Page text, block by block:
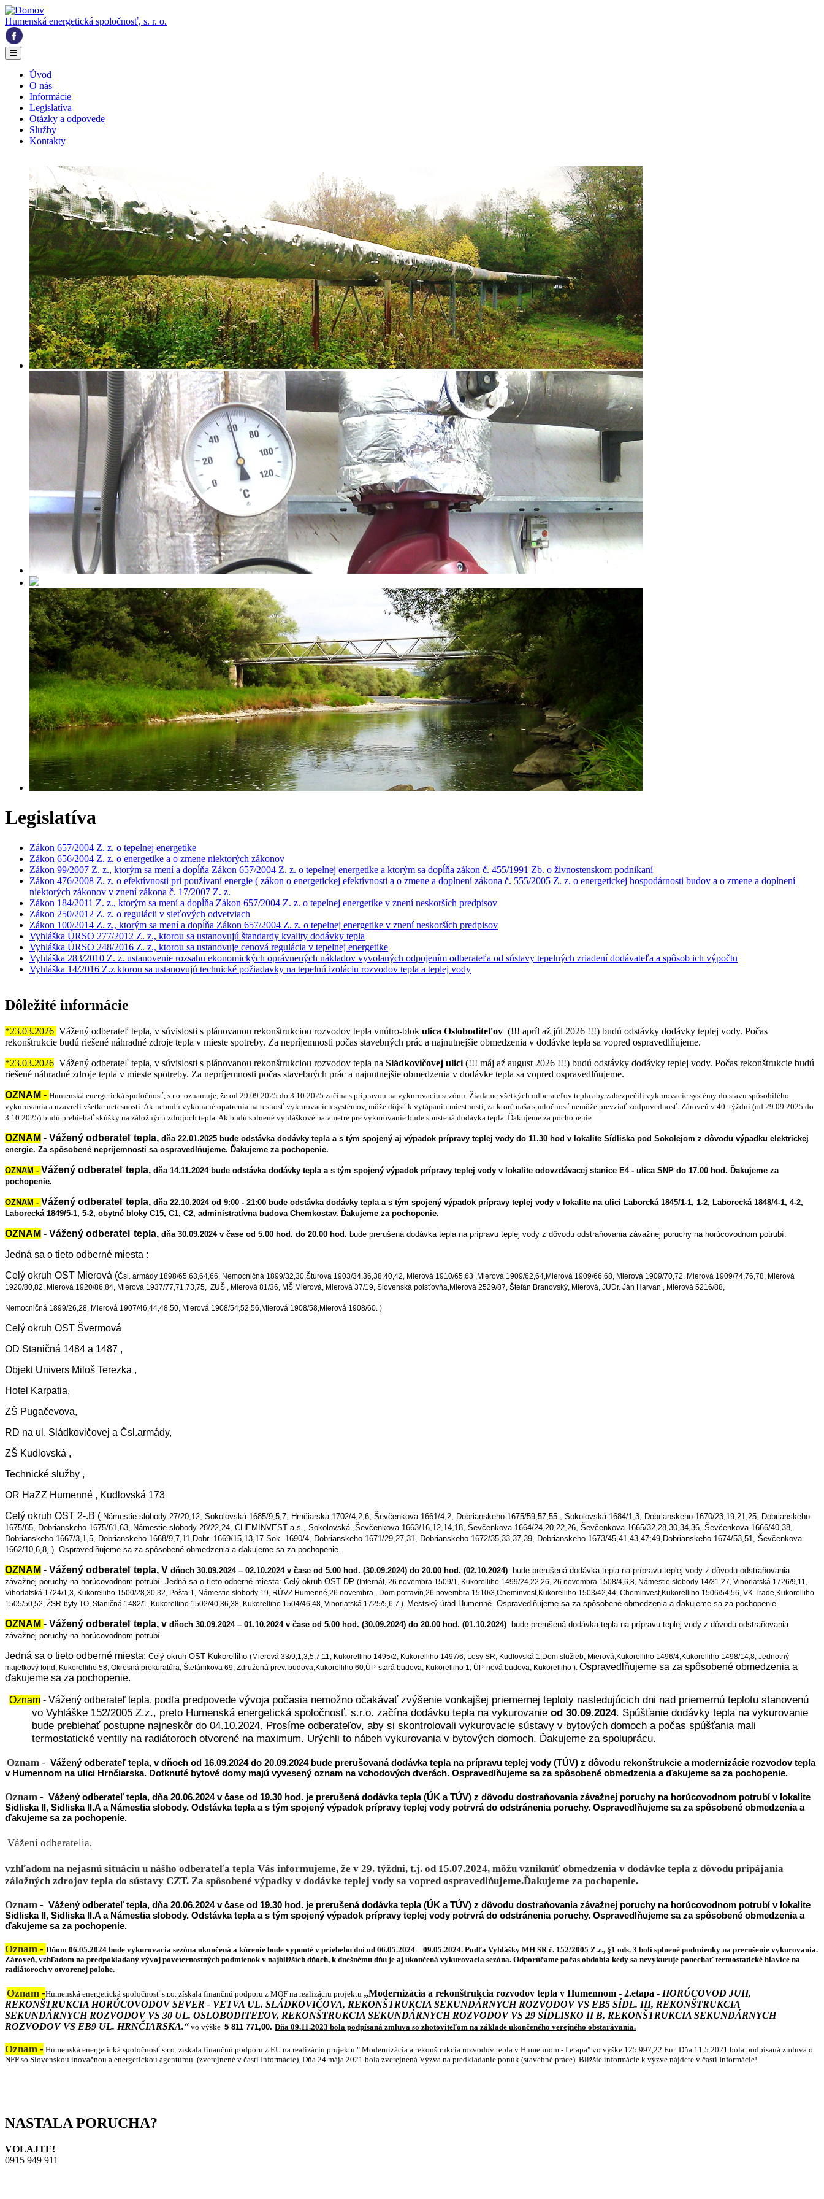
Skočiť na hlavný obsah
Humenská energetická spoločnosť, s. r. o.
Úvod
O nás
Informácie
Legislatíva
Otázky a odpovede
Služby
Kontakty
Legislatíva
Zákon 657/2004 Z. z. o tepelnej energetike
Zákon 656/2004 Z. z. o energetike a o zmene niektorých zákonov
Zákon 99/2007 Z. z., ktorým sa mení a dopĺňa Zákon 657/2004 Z. z. o tepelnej energetike a ktorým sa dopĺňa zákon č. 455/1991 Zb. o živnostenskom podnikaní
Zákon 476/2008 Z. z. o efektívnosti pri používaní energie ( zákon o energetickej efektívnosti a o zmene a doplnení zákona č. 555/2005 Z. z. o energetickej hospodárnosti budov a o zmene a doplnení
niektorých zákonov v znení zákona č. 17/2007 Z. z.
Zákon 184/2011 Z. z., ktorým sa mení a dopĺňa Zákon 657/2004 Z. z. o tepelnej energetike v znení neskorších predpisov
Zákon 250/2012 Z. z. o regulácii v sieťových odvetviach
Zákon 100/2014 Z. z., ktorým sa mení a dopĺňa Zákon 657/2004 Z. z. o tepelnej energetike v znení neskorších predpisov
Vyhláška ÚRSO 277/2012 Z. z., ktorou sa ustanovujú štandardy kvality dodávky tepla
Vyhláška ÚRSO 248/2016 Z. z., ktorou sa ustanovuje cenová regulácia v tepelnej energetike
Vyhláška 283/2010 Z. z. ustanovenie rozsahu ekonomických oprávnených nákladov vyvolaných odpojením odberateľa od sústavy tepelných zriadení dodávateľa a spôsob ich výpočtu
Vyhláška 14/2016 Z.z ktorou sa ustanovujú technické požiadavky na tepelnú izoláciu rozvodov tepla a teplej vody
Dôležité informácie
*23.03.2026 Vážený odberateľ tepla, v súvislosti s plánovanou rekonštrukciou rozvodov tepla vnútro-blok ulica Osloboditeľov (!!! apríl až júl 2026 !!!) budú odstávky dodávky teplej vody. Počas
rekonštrukcie budú riešené náhradné zdroje tepla v mieste spotreby. Za nepríjemnosti počas stavebných prác a najnutnejšie obmedzenia v dodávke tepla sa vopred ospravedlňujeme.
*23.03.2026 Vážený odberateľ tepla, v súvislosti s plánovanou rekonštrukciou rozvodov tepla na Sládkovičovej ulici (!!! máj až august 2026 !!!) budú odstávky dodávky teplej vody. Počas rekonštrukcie budú
riešené náhradné zdroje tepla v mieste spotreby. Za nepríjemnosti počas stavebných prác a najnutnejšie obmedzenia v dodávke tepla sa vopred ospravedlňujeme.
OZNAM - Humenská energetická spoločnosť, s.r.o. oznamuje, že od 29.09.2025 do 3.10.2025 začína s prípravou na vykurovaciu sezónu. Žiadame všetkých odberateľov tepla aby zabezpečili vykurovacie systémy do stavu spôsobilého
vykurovania a uzavreli všetke netesnosti. Ak nebudú vykonané opatrenia na tesnosť vykurovacích systémov, môže dôjsť k vytápaniu miestností, za ktoré naša spoločnosť nemôže prevziať zodpovednosť. Zároveň v 40. týždni (od 29.09.2025 do
3.10.2025) budú prebiehať skúšky na záložných zdrojoch tepla. Ak budú splnené vyhláškové parametre pre vykurovanie bude spustená dodávka tepla. Ďakujeme za pochopenie
OZNAM - Vážený odberateľ tepla, dňa 22.01.2025 bude odstávka dodávky tepla a s tým spojený aj výpadok prípravy teplej vody do 11.30 hod v lokalite Sídliska pod Sokolejom z dôvodu výpadku elektrickej
energie. Za spôsobené nepríjemnosti sa ospravedlňujeme. Ďakujeme za pochopenie.
OZNAM - Vážený odberateľ tepla, dňa 14.11.2024 bude odstávka dodávky tepla a s tým spojený výpadok prípravy teplej vody v lokalite odovzdávacej stanice E4 - ulica SNP do 17.00 hod. Ďakujeme za
pochopenie.
OZNAM - Vážený odberateľ tepla, dňa 22.10.2024 od 9:00 - 21:00 bude odstávka dodávky tepla a s tým spojený výpadok prípravy teplej vody v lokalite na ulici Laborcká 1845/1-1, 1-2, Laborecká 1848/4-1, 4-2,
Laborecká 1849/5-1, 5-2, obytné bloky C15, C1, C2, administratívna budova Chemkostav. Ďakujeme za pochopenie.
OZNAM - Vážený odberateľ tepla, dňa 30.09.2024 v čase od 5.00 hod. do 20.00 hod. bude prerušená dodávka tepla na prípravu teplej vody z dôvodu odstraňovania závažnej poruchy na horúcovodnom potrubí.
Jedná sa o tieto odberné miesta :
Celý okruh OST Mierová (Čsl. armády 1898/65,63,64,66, Nemocničná 1899/32,30, Štúrova 1903/34,36,38,40,42, Mierová 1910/65,63 , Mierová 1909/62,64, Mierová 1909/66,68, Mierová 1909/70,72, Mierová 1909/74,76,78, Mierová
1920/80,82, Mierová 1920/86,84, Mierová 1937/77,71,73,75, ZUŠ , Mierová 81/36, MŠ Mierová, Mierová 37/19, Slovenská poisťovňa,Mierová 2529/87, Štefan Branovský, Mierová, JUDr. Ján Harvan , Mierová 5216/88,
Nemocničná 1899/26,28, Mierová 1907/46,44,48,50, Mierová 1908/54,52,56, Mierová 1908/58, Mierová 1908/60. )
Celý okruh OST Švermová
OD Staničná 1484 a 1487 ,
Objekt Univers Miloš Terezka ,
Hotel Karpatia,
ZŠ Pugačevova,
RD na ul. Sládkovičovej a Čsl.armády,
ZŠ Kudlovská ,
Technické služby ,
OR HaZZ Humenné , Kudlovská 173
Celý okruh OST 2-.B ( Námestie slobody 27/20,12, Sokolovská 1685/9,5,7, Hrnčiarska 1702/4,2,6, Ševčenkova 1661/4,2, Dobrianskeho 1675/59,57,55 , Sokolovská 1684/1,3, Dobrianskeho 1670/23,19,21,25, Dobrianskeho
1675/65, Dobrianskeho 1675/61,63, Námestie slobody 28/22,24, CHEMINVEST a.s., Sokolovská , Ševčenkova 1663/16,12,14,18, Ševčenkova 1664/24,20,22,26, Ševčenkova 1665/32,28,30,34,36, Ševčenkova 1666/40,38,
Dobrianskeho 1667/3,1,5, Dobrianskeho 1668/9,7,11, Dobr. 1669/15,13,17 Sok. 1690/4, Dobrianskeho 1671/29,27,31, Dobrianskeho 1672/35,33,37,39, Dobrianskeho 1673/45,41,43,47;49, Dobrianskeho 1674/53,51, Ševčenkova
1662/10,6,8, ). Ospravedlňujeme sa za spôsobené obmedzenia a ďakujeme sa za pochopenie.
OZNAM - Vážený odberateľ tepla, V dňoch 30.09.2024 – 02.10.2024 v čase od 5.00 hod. (30.09.2024) do 20.00 hod. (02.10.2024) bude prerušená dodávka tepla na prípravu teplej vody z dôvodu odstraňovania
závažnej poruchy na horúcovodnom potrubí. Jedná sa o tieto odberné miesta: Celý okruh OST DP (Internát, 26.novembra 1509/1, Kukorelliho 1499/24,22,26, 26.novembra 1508/4,6,8, Námestie slobody 14/31,27, Vihorlatská 1726/9,11,
Vihorlatská 1724/1,3, Kukorelliho 1500/28,30,32, Pošta 1, Námestie slobody 19, RÚVZ Humenné,26.novembra , Dom potravín,26.novembra 1510/3, Cheminvest,Kukorelliho 1503/42,44, Cheminvest,Kukorelliho 1506/54,56, VK Trade,Kukorelliho
1505/50,52, ŽSR-byty TO, Staničná 1482/1, Kukorelliho 1502/40,36,38, Kukorelliho 1504/46,48, Vihorlatská 1725/5,6,7 ). Mestský úrad Humenné. Ospravedlňujeme sa za spôsobené obmedzenia a ďakujeme sa za pochopenie.
OZNAM - Vážený odberateľ tepla, v dňoch 30.09.2024 – 01.10.2024 v čase od 5.00 hod. (30.09.2024) do 20.00 hod. (01.10.2024) bude prerušená dodávka tepla na prípravu teplej vody z dôvodu odstraňovania
závažnej poruchy na horúcovodnom potrubí.
Jedná sa o tieto odberné miesta: Celý okruh OST Kukorelliho (Mierová 33/9,1,3,5,7,11, Kukorelliho 1495/2, Kukorelliho 1497/6, Lesy SR, Kudlovská 1, Dom služieb, Mierová, Kukorelliho 1496/4, Kukorelliho 1498/14,8, Jednotný
majetkový fond, Kukorelliho 58, Okresná prokuratúra, Štefánikova 69, Združená prev. budova,Kukorelliho 60, ÚP-stará budova, Kukorelliho 1, ÚP-nová budova, Kukorelliho ). Ospravedlňujeme sa za spôsobené obmedzenia a
ďakujeme sa za pochopenie.
Oznam - Vážený odberateľ tepla, podľa predpovede vývoja počasia nemožno očakávať zvýšenie vonkajšej priemernej teploty nasledujúcich dni nad priemernú teplotu stanovenú
vo Vyhláške 152/2005 Z.z., preto Humenská energetická spoločnosť, s.r.o. začína dodávku tepla na vykurovanie od 30.09.2024. Spúšťanie dodávky tepla na vykurovanie
bude prebiehať postupne najneskôr do 04.10.2024. Prosíme odberateľov, aby si skontrolovali vykurovacie sústavy v bytových domoch a počas spúšťania mali
termostatické ventily na radiátoroch otvorené na maximum. Urýchli to nábeh vykurovania v bytových domoch. Ďakujeme za spoluprácu.
Oznam - Vážený odberateľ tepla, v dňoch od 16.09.2024 do 20.09.2024 bude prerušovaná dodávka tepla na prípravu teplej vody (TÚV) z dôvodu rekonštrukcie a modernizácie rozvodov tepla
v Humennom na ulici Hrnčiarska. Dotknuté bytové domy majú vyvesený oznam na vchodových dverách. Ospravedlňujeme sa za spôsobené obmedzenia a ďakujeme sa za pochopenie.
Oznam - Vážený odberateľ tepla, dňa 20.06.2024 v čase od 19.30 hod. je prerušená dodávka tepla (ÚK a TÚV) z dôvodu dostraňovania závažnej poruchy na horúcovodnom potrubí v lokalite
Sidliska II, Sidliska II.A a Námestia slobody. Odstávka tepla a s tým spojený výpadok prípravy teplej vody potrvrá do odstránenia poruchy. Ospravedlňujeme sa za spôsobené obmedzenia a
ďakujeme sa za pochopenie.
Vážení odberatelia,
vzhľadom na nejasnú situáciu u nášho odberateľa tepla Vás informujeme, že v 29. týždni, t.j. od 15.07.2024, môžu vzniknúť obmedzenia v dodávke tepla z dôvodu pripájania
záložných zdrojov tepla do sústavy CZT. Za spôsobené výpadky v dodávke teplej vody sa vopred ospravedlňujeme.Ďakujeme za pochopenie.
Oznam - Vážený odberateľ tepla, dňa 20.06.2024 v čase od 19.30 hod. je prerušená dodávka tepla (ÚK a TÚV) z dôvodu dostraňovania závažnej poruchy na horúcovodnom potrubí v lokalite
Sidliska II, Sidliska II.A a Námestia slobody. Odstávka tepla a s tým spojený výpadok prípravy teplej vody potrvrá do odstránenia poruchy. Ospravedlňujeme sa za spôsobené obmedzenia a
ďakujeme sa za pochopenie.
Oznam - Dňom 06.05.2024 bude vykurovacia sezóna ukončená a kúrenie bude vypnuté v priebehu dní od 06.05.2024 – 09.05.2024. Podľa Vyhlášky MH SR č. 152/2005 Z.z., §1 ods. 3 boli splnené podmienky na prerušenie vykurovania.
Zároveň, vzhľadom na predpokladaný vývoj poveternostných podmienok v najbližších dňoch, k dnešnému dňu je aj ukončená vykurovacia sezóna. Odporúčame počas obdobia kedy sa nevykuruje ponechať termostatické hlavice na
radiátoroch v otvorenej polohe.
Oznam -Humenská energetická spoločnosť s.r.o. získala finančnú podporu z MOF na realizáciu projektu „Modernizácia a rekonštrukcia rozvodov tepla v Humennom - 2.etapa - HORÚCOVOD JUH,
REKONŠTRUKCIA HORÚCOVODOV SEVER - VETVA UL. SLÁDKOVIČOVA, REKONŠTRUKCIA SEKUNDÁRNYCH ROZVODOV VS EB5 SÍDL. III, REKONŠTRUKCIA
SEKUNDÁRNYCH ROZVODOV VS 30 UL. OSLOBODITEĽOV, REKONŠTRUKCIA SEKUNDÁRNYCH ROZVODOV VS 29 SÍDLISKO II B, REKONŠTRUKCIA SEKUNDÁRNYCH
ROZVODOV VS EB9 UL. HRNČIARSKA.“ vo výške 5 811 771,00. Dňa 09.11.2023 bola podpísaná zmluva so zhotoviteľom na základe ukončeného verejného obstarávania.
Oznam - Humenská energetická spoločnosť s.r.o. získala finančnú podporu z EU na realizáciu projektu " Modernizácia a rekonštrukcia rozvodov tepla v Humennom - I.etapa" vo výške 125 997,22 Eur. Dňa 11.5.2021 bola podpísaná zmluva o
NFP so Slovenskou inovačnou a energetickou agentúrou (zverejnené v časti Informácie). Dňa 24.mája 2021 bola zverejnená Výzva na predkladanie ponúk (stavebné práce). Bližšie informácie k výzve nájdete v časti Informácie!
NASTALA PORUCHA?
VOLAJTE!
0915 949 911